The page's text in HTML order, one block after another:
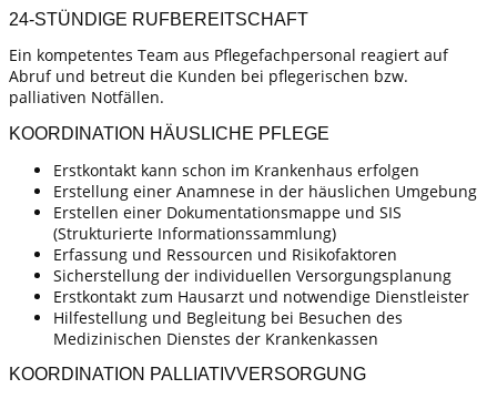
24-STÜNDIGE RUFBEREITSCHAFT
Ein kompetentes Team aus Pflegefachpersonal reagiert auf
Abruf und betreut die Kunden bei pflegerischen bzw.
palliativen Notfällen.
KOORDINATION HÄUSLICHE PFLEGE
Erstkontakt kann schon im Krankenhaus erfolgen
Erstellung einer Anamnese in der häuslichen Umgebung
Erstellen einer Dokumentationsmappe und SIS
(Strukturierte Informationssammlung)
Erfassung und Ressourcen und Risikofaktoren
Sicherstellung der individuellen Versorgungsplanung
Erstkontakt zum Hausarzt und notwendige Dienstleister
Hilfestellung und Begleitung bei Besuchen des
Medizinischen Dienstes der Krankenkassen
KOORDINATION PALLIATIVVERSORGUNG